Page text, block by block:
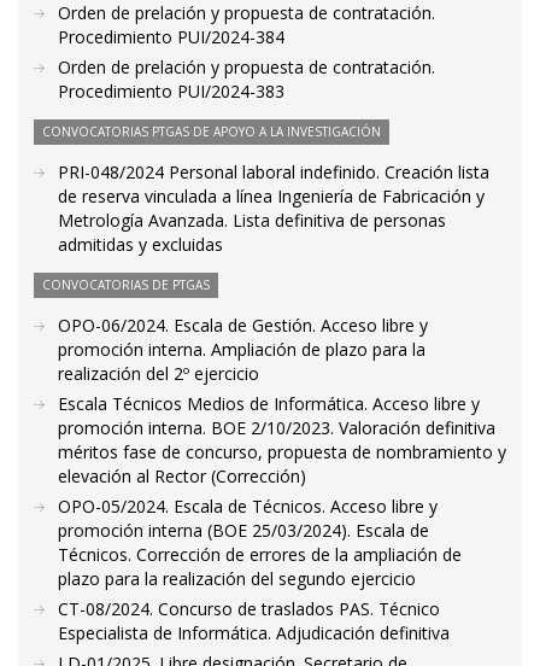
Orden de prelación y propuesta de contratación.
Procedimiento PUI/2024-384
Orden de prelación y propuesta de contratación.
Procedimiento PUI/2024-383
CONVOCATORIAS PTGAS DE APOYO A LA INVESTIGACIÓN
PRI-048/2024 Personal laboral indefinido. Creación lista
de reserva vinculada a línea Ingeniería de Fabricación y
Metrología Avanzada. Lista definitiva de personas
admitidas y excluidas
CONVOCATORIAS DE PTGAS
OPO-06/2024. Escala de Gestión. Acceso libre y
promoción interna. Ampliación de plazo para la
realización del 2º ejercicio
Escala Técnicos Medios de Informática. Acceso libre y
promoción interna. BOE 2/10/2023. Valoración definitiva
méritos fase de concurso, propuesta de nombramiento y
elevación al Rector (Corrección)
OPO-05/2024. Escala de Técnicos. Acceso libre y
promoción interna (BOE 25/03/2024). Escala de
Técnicos. Corrección de errores de la ampliación de
plazo para la realización del segundo ejercicio
CT-08/2024. Concurso de traslados PAS. Técnico
Especialista de Informática. Adjudicación definitiva